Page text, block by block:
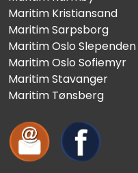
Maritim Kristiansand
Maritim Sarpsborg
Maritim Oslo Slependen
Maritim Oslo Sofiemyr
Maritim Stavanger
Maritim Tønsberg